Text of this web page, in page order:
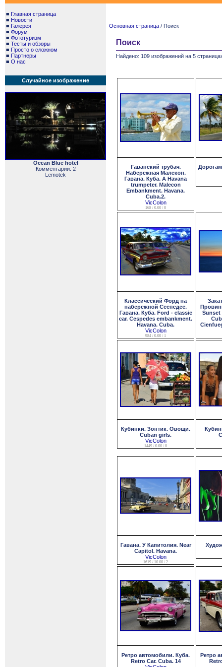
■ Главная страница
■ Новости
■ Галерея
■ Форум
■ Фототуризм
■ Тесты и обзоры
■ Просто о сложном
■ Партнеры
■ О нас
Случайное изображение
Ocean Blue hotel
Комментарии: 2
Lemotek
Основная страница / Поиск
Поиск
Найдено: 109 изображений на 5
Гаванский трубач.
Набережная Малекон.
Гавана. Куба. A Havana
trumpeter. Malecon
Embankment. Havana.
Cuba.2.
VicColon
168 / 0.00 / 0
Классический Форд на
набережной Сеспедес.
Гавана. Куба. Ford - classic
car. Cespedes embankment.
Havana. Cuba.
VicColon
984 / 0.00 / 1
Sunset
Кубинки. Зонтик. Овощи.
Cuban girls.
VicColon
1449 / 0.00 / 0
Гавана. У Капитолия. Near
Capitol. Havana.
VicColon
1619 / 10.00 / 2
Ретро автомобили. Куба.
Retro Car. Cuba. 14
Ретро